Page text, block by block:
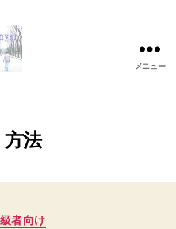
メニュー
方法
者向け